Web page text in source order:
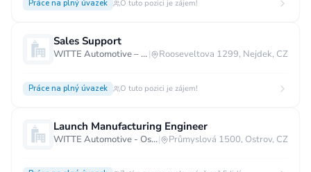
Práce na plný úvazek O tuto pozici je zájem!
Sales Support
WITTE Automotive – Nejdek| Rooseveltova 1299, Nejdek, CZ
Práce na plný úvazek O tuto pozici je zájem!
Launch Manufacturing Engineer
WITTE Automotive - Ostrov| Průmyslová 1500, Ostrov, CZ